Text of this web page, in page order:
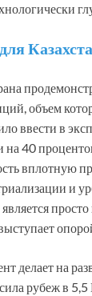
объем
ввести в
на 40
вплотную
и
делает на
рубеж в 5,5